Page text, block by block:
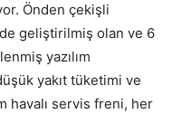
Önden çekişli
geliştirilmiş olan ve 6
yazılım
yakıt tüketimi ve
havalı servis freni, her